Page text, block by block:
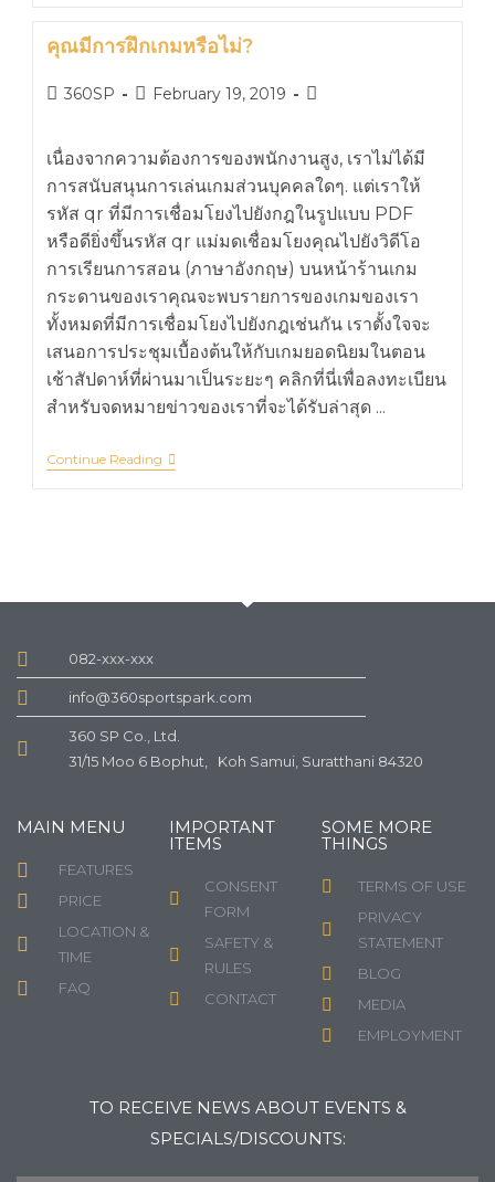
คุณมีการฝึกเกมหรือไม่?
360SP February 19, 2019
เนื่องจากความต้องการของพนักงานสูง, เราไม่ได้มี
การสนับสนุนการเล่นเกมส่วนบุคคลใดๆ. แต่เราให้
รหัส qr ที่มีการเชื่อมโยงไปยังกฎในรูปแบบ PDF
หรือดียิ่งขึ้นรหัส qr แม่มดเชื่อมโยงคุณไปยังวิดีโอ
การเรียนการสอน (ภาษาอังกฤษ) บนหน้าร้านเกม
กระดานของเราคุณจะพบรายการของเกมของเรา
ทั้งหมดที่มีการเชื่อมโยงไปยังกฎเช่นกัน เราตั้งใจจะ
เสนอการประชุมเบื้องต้นให้กับเกมยอดนิยมในตอน
เช้าสัปดาห์ที่ผ่านมาเป็นระยะๆ คลิกที่นี่เพื่อลงทะเบียน
สำหรับจดหมายข่าวของเราที่จะได้รับล่าสุด ...
Continue Reading
082-xxx-xxx
info@360sportspark.com
360 SP Co., Ltd.
31/15 Moo 6 Bophut, Koh Samui, Suratthani 84320
MAIN MENU
FEATURES
PRICE
LOCATION &
TIME
FAQ
IMPORTANT
ITEMS
CONSENT
FORM
SAFETY &
RULES
CONTACT
SOME MORE
THINGS
TERMS OF USE
PRIVACY
STATEMENT
BLOG
MEDIA
EMPLOYMENT
TO RECEIVE NEWS ABOUT EVENTS &
SPECIALS/DISCOUNTS: